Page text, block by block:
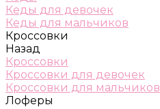
Кеды для девочек
Кеды для мальчиков
Кроссовки
Назад
Кроссовки
Кроссовки для девочек
Кроссовки для мальчиков
Лоферы